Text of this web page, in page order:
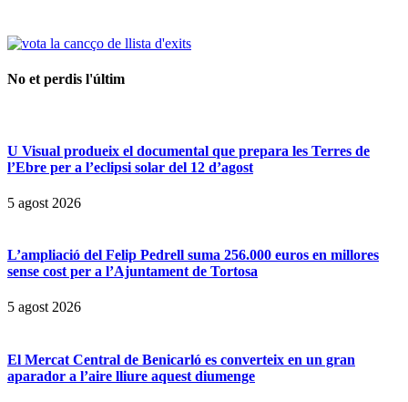
No et perdis l'últim
U Visual produeix el documental que prepara les Terres de
l’Ebre per a l’eclipsi solar del 12 d’agost
5 agost 2026
L’ampliació del Felip Pedrell suma 256.000 euros en millores
sense cost per a l’Ajuntament de Tortosa
5 agost 2026
El Mercat Central de Benicarló es converteix en un gran
aparador a l’aire lliure aquest diumenge